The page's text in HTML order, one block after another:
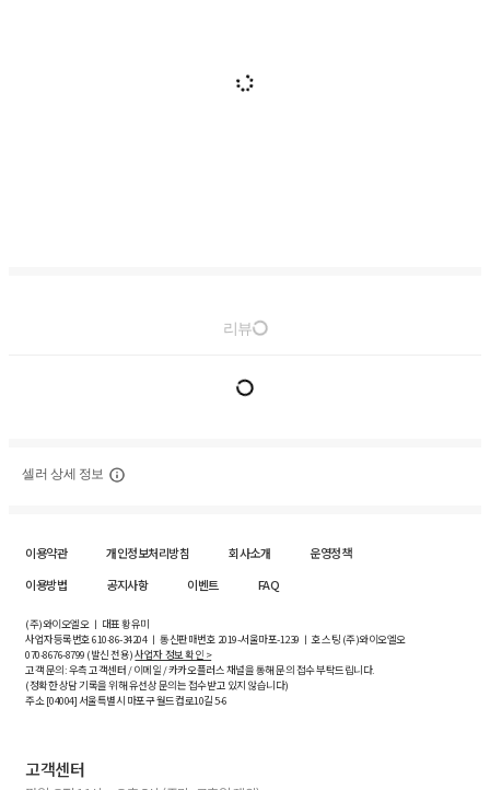
리뷰
셀러 상세 정보
이용약관 개인정보처리방침 회사소개
운영정책
이용방법
공지사항 이벤트 FAQ
(주)와이오엘오 ㅣ 대표 황유미
사업자등록번호610-86-34204ㅣ 통신판매번호 2019-서울마포-1239 ㅣ 호스팅 (주)와이오엘오
070-8676-8799 (발신 전용)사업자 정보 확인 >
고객 문의: 우측 고객센터 / 이메일 / 카카오플러스 채널을 통해 문의 접수 부탁드립니다.
(정확한 상담 기록을 위해 유선상 문의는 접수받고 있지 않습니다)
주소 [04004] 서울특별시 마포구 월드컵로10길5-6
고객센터